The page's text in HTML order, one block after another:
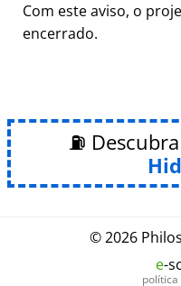
Com este aviso, o
encerrado.
⛽
© 2026
e-
política